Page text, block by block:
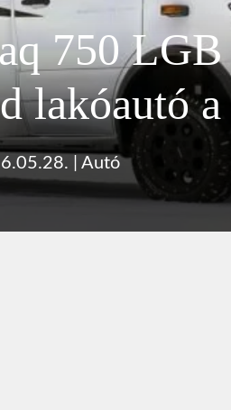
750 LGB
lakóautó
Autó